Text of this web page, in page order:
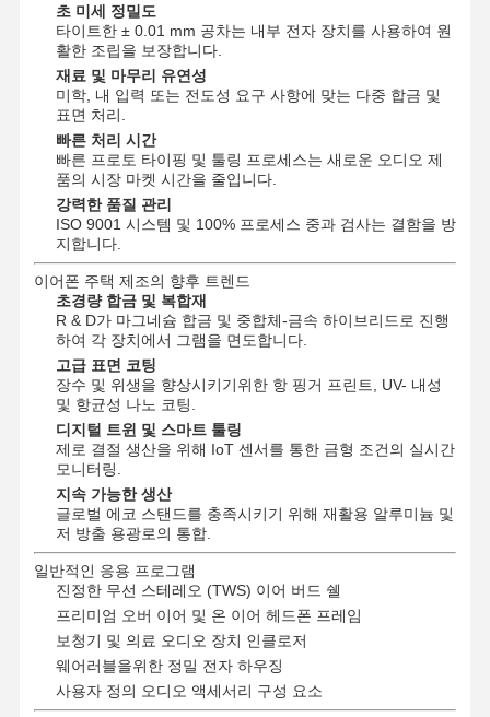
집 제품 비디오
우리 에 관한
공장 투어
사건
지금 챗팅하
세요
알루미늄 다이 캐스팅
초 미세 정밀도
타이트한 ± 0.01 mm 공차는 내부 전자 장치를 사용하여 원
활한 조립을 보장합니다.
재료 및 마무리 유연성
미학, 내 입력 또는 전도성 요구 사항에 맞는 다중 합금 및
표면 처리.
빠른 처리 시간
빠른 프로토 타이핑 및 툴링 프로세스는 새로운 오디오 제
품의 시장 마켓 시간을 줄입니다.
강력한 품질 관리
ISO 9001 시스템 및 100% 프로세스 중과 검사는 결함을 방
지합니다.
이어폰 주택 제조의 향후 트렌드
초경량 합금 및 복합재
R & D가 마그네슘 합금 및 중합체-금속 하이브리드로 진행
하여 각 장치에서 그램을 면도합니다.
고급 표면 코팅
장수 및 위생을 향상시키기위한 항 핑거 프린트, UV- 내성
및 항균성 나노 코팅.
디지털 트윈 및 스마트 툴링
제로 결절 생산을 위해 IoT 센서를 통한 금형 조건의 실시간
모니터링.
지속 가능한 생산
글로벌 에코 스탠드를 충족시키기 위해 재활용 알루미늄 및
저 방출 용광로의 통합.
일반적인 응용 프로그램
진정한 무선 스테레오 (TWS) 이어 버드 쉘
프리미엄 오버 이어 및 온 이어 헤드폰 프레임
보청기 및 의료 오디오 장치 인클로저
웨어러블을위한 정밀 전자 하우징
사용자 정의 오디오 액세서리 구성 요소